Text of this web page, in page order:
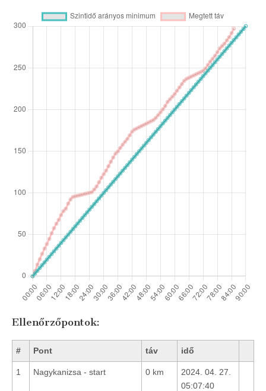
Ellenőrzőpontok:
# Pont táv idő
1 Nagykanizsa - start 0 km
2024. 04. 27.
05:07:40